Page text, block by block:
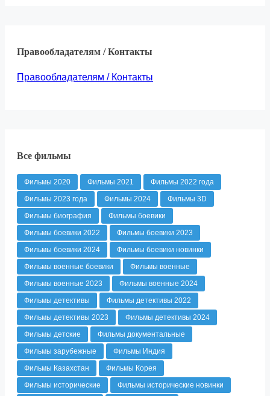
Правообладателям / Контакты
Правообладателям / Контакты
Все фильмы
Фильмы 2020 Фильмы 2021
Фильмы 2022 года
Фильмы 2023 года
Фильмы 2024
Фильмы 3D
Фильмы биография
Фильмы боевики
Фильмы боевики 2022
Фильмы боевики 2023
Фильмы боевики 2024
Фильмы боевики новинки
Фильмы военные боевики
Фильмы военные
Фильмы военные 2023
Фильмы военные 2024
Фильмы детективы
Фильмы детективы 2022
Фильмы детективы 2023
Фильмы детективы 2024
Фильмы детские
Фильмы документальные
Фильмы зарубежные
Фильмы Индия
Фильмы Казахстан
Фильмы Корея
Фильмы исторические
Фильмы исторические новинки